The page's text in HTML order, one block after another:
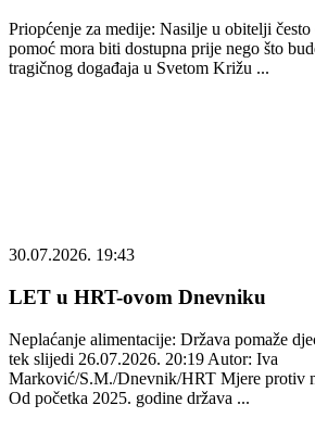
Priopćenje za medije: Nasilje u obitelji
pomoć mora biti dostupna prije nego što
tragičnog događaja u Svetom Križu ...
30.07.2026. 19:43
LET u HRT-ovom Dnevniku
Neplaćanje alimentacije: Država pomaže
tek slijedi 26.07.2026. 20:19 Autor: Iva
Marković/S.M./Dnevnik/HRT Mjere protiv
Od početka 2025. godine država ...